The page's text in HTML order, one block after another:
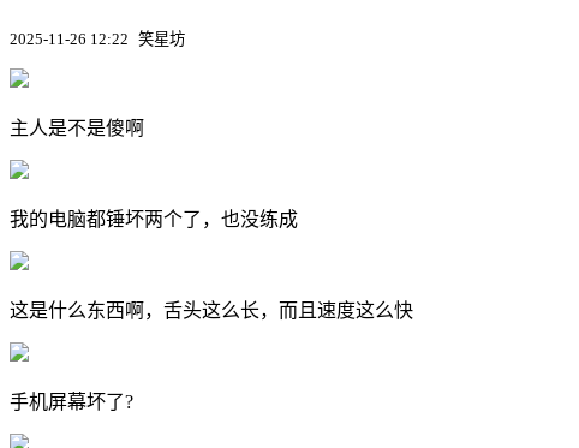
2025-11-26 12:22 笑星坊
主人是不是傻啊
我的电脑都锤坏两个了，也没练成
这是什么东西啊，舌头这么长，而且速度这么快
手机屏幕坏了?